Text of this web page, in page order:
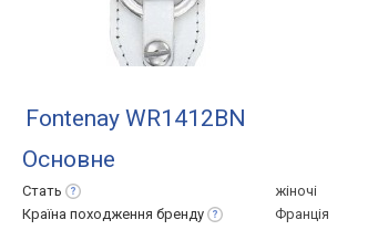
Fontenay WR1412BN
Основне
Стать
жіночі
Країна походження бренду Франція